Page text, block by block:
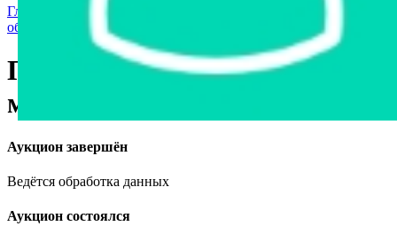
Главная страница
оборудование к ним
Прицеп одноосный к мотоблоку
Прицеп одноосный к
мотоблоку
Аукцион завершён
Ведётся обработка данных
Аукцион состоялся